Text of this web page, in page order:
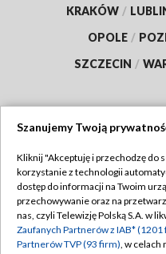
KRAKÓW /
OPOLE /
SZCZECIN /
Abonament TVP
Emisja w TVP
Szanujemy Twoją
Kliknij "Akceptuję i przechodzę do
korzystanie z technologii
dostęp do informacji na Twoim
przechowywanie oraz na
nas, czyli Telewizję Polską S.A. w
Zaufanych Partnerów z IAB* (1201
Partnerów TVP (93 firm), w celach